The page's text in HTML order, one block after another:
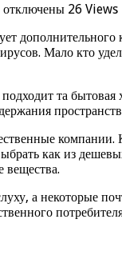
отключены 26 Views
Мало кто
та
компании.
как из
вещества.
а некоторые